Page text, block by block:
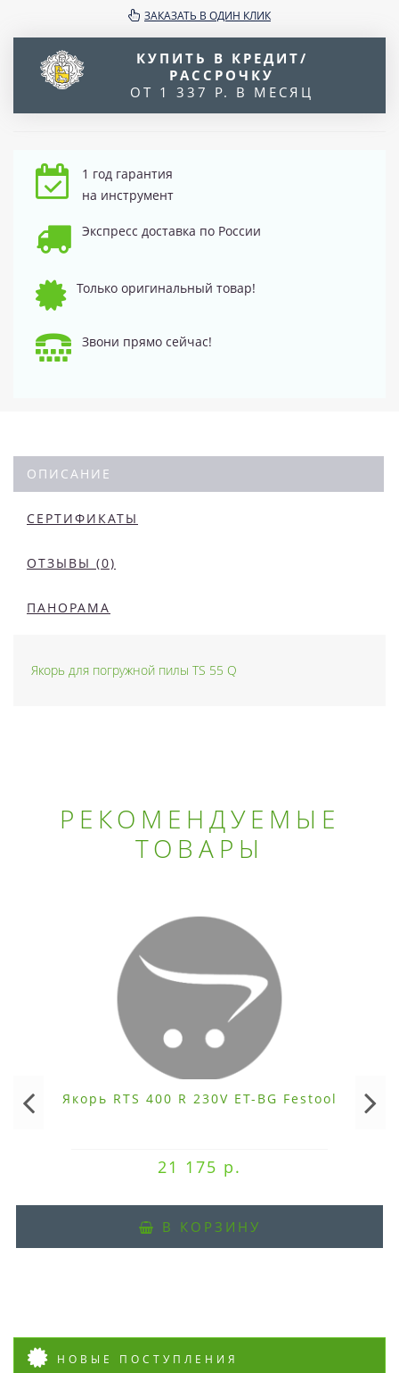
ЗАКАЗАТЬ В ОДИН КЛИК
КУПИТЬ В КРЕДИТ/
РАССРОЧКУ
ОТ 1 337 Р. В МЕСЯЦ
1 год гарантия
на инструмент
Экспресс доставка по России
Только оригинальный товар!
Звони прямо сейчас!
ОПИСАНИЕ
СЕРТИФИКАТЫ
ОТЗЫВЫ (0)
ПАНОРАМА
Якорь для погружной пилы TS 55 Q
РЕКОМЕНДУЕМЫЕ
ТОВАРЫ
Якорь RTS 400 R 230V ET-BG Festool
21 175 р.
В КОРЗИНУ
НОВЫЕ ПОСТУПЛЕНИЯ